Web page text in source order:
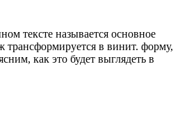
тексте называется основное
трансформируется в винит. форму,
как это будет выглядеть в